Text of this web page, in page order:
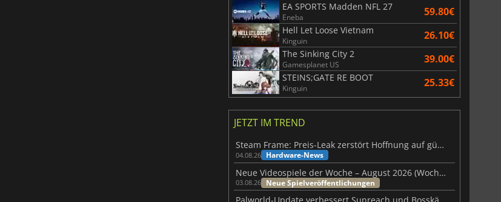
EA SPORTS Madden NFL 27
Eneba 59.80€
Hell Let Loose Vietnam
Kinguin 26.10€
The Sinking City 2
Gamesplanet US 39.00€
STEINS;GATE RE BOOT
Kinguin 25.33€
JETZT IM TREND
Steam Frame: Preis-Leak zerstört Hoffnung auf günstiges VR-Headset
04.08.26 Hardware-News
Neue Videospiele der Woche – August 2026 (Woche 32)
03.08.26 Neue Spielveröffentlichungen